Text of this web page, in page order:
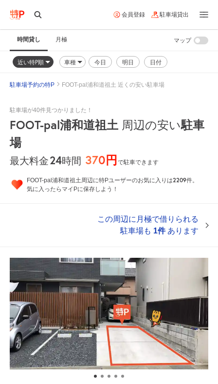
会員登録 駐車場貸出
時間貸し 月極
近い特P順 車種 今日 明日 日付
マップ
駐車場予約の特P FOOT-pal浦和道祖土 近くの安い駐車場
駐車場が40件見つかりました！
FOOT-pal浦和道祖土 周辺の安い駐車
場
最大料金24時間 370円で駐車できます
FOOT-pal浦和道祖土周辺に特Pユーザーのお気に入りは2209件。
気に入ったらマイPに保存しよう！
この周辺に月極で借りられる
駐車場も 1件あります